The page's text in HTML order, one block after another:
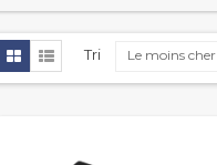
Tri Le moins cher